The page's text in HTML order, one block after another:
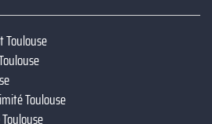
Toulouse
Toulouse